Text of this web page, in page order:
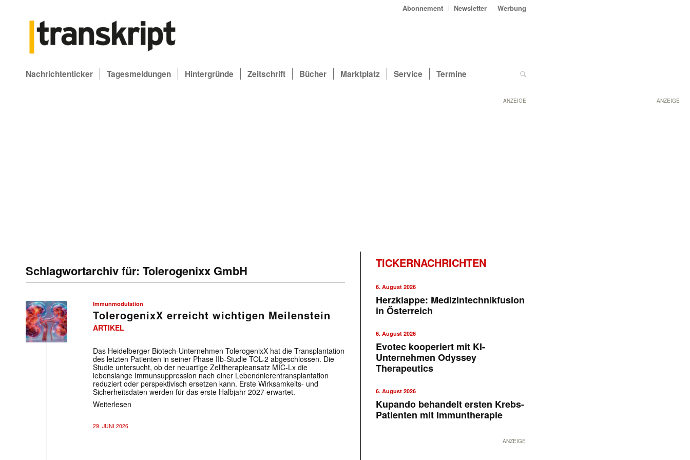
ANZEIGE
Abonnement Newsletter Werbung
Nachrichtenticker Tagesmeldungen Hintergründe Zeitschrift Bücher Marktplatz Service Termine
ANZEIGE
Schlagwortarchiv für: Tolerogenixx GmbH
Immunmodulation
TolerogenixX erreicht wichtigen Meilenstein
ARTIKEL
Das Heidelberger Biotech-Unternehmen TolerogenixX hat die Transplantation
des letzten Patienten in seiner Phase IIb-Studie TOL-2 abgeschlossen. Die
Studie untersucht, ob der neuartige Zelltherapieansatz MIC-Lx die
lebenslange Immunsuppression nach einer Lebendnierentransplantation
reduziert oder perspektivisch ersetzen kann. Erste Wirksamkeits- und
Sicherheitsdaten werden für das erste Halbjahr 2027 erwartet.
Weiterlesen
29. JUNI 2026
TICKERNACHRICHTEN
6. August 2026
Herzklappe: Medizintechnikfusion
in Österreich
6. August 2026
Evotec kooperiert mit KI-
Unternehmen Odyssey
Therapeutics
6. August 2026
Kupando behandelt ersten Krebs-
Patienten mit Immuntherapie
ANZEIGE